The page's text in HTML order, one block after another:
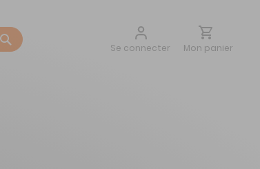
Se connecter
Aller
Mon panier